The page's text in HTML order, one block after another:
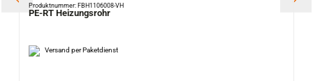
Produktnummer: FBH1106008-VH
PE-RT Heizungsrohr
Versand per Paketdienst